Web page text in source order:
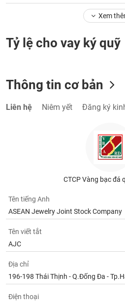
Xem
Tỷ lệ cho vay ký quỹ
Thông tin cơ bản
Liên hệ Niêm yết Đăng ký
CTCP Vàng bạc đá
Tên tiếng Anh
ASEAN Jewelry Joint Stock Company
Tên viết tắt
AJC
Địa chỉ
196-198 Thái Thịnh - Q.Đống Đa -
Điện thoại